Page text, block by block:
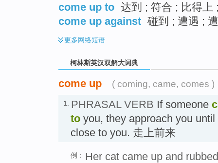
come up to 达到 ; 符合 ; 比得上
come up against 碰到 ; 遭遇 ;
更多网络短语
柯林斯英汉双解大词典
come up ( coming, came, comes )
1. PHRASAL VERB If someone
to you, they approach you
close to you. 走上前来
例： Her cat came up and